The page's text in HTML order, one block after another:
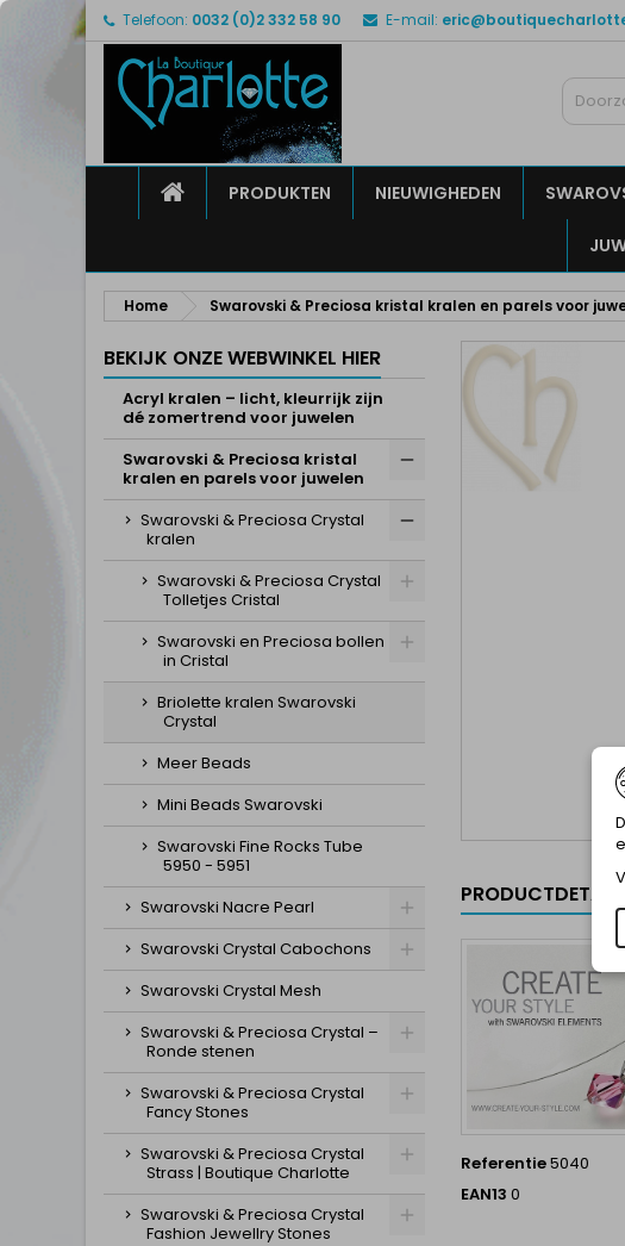
Telefoon: 0032 (0)2 332 58 90 E-mail:
HOMEPRODUKTEN NIEUWIGHEDEN
Home Swarovski & Preciosa kristal kralen en parels voor
BEKIJK ONZE WEBWINKEL HIER
Acryl kralen – licht, kleurrijk zijn
dé zomertrend voor juwelen
Swarovski & Preciosa kristal
kralen en parels voor juwelen
Swarovski & Preciosa Crystal
kralen
Swarovski & Preciosa Crystal
Tolletjes Cristal
Swarovski en Preciosa bollen
in Cristal
Briolette kralen Swarovski
Crystal
Meer Beads
Mini Beads Swarovski
Swarovski Fine Rocks Tube
5950 - 5951
Swarovski Nacre Pearl
Swarovski Crystal Cabochons
Swarovski Crystal Mesh
Swarovski & Preciosa Crystal –
Ronde stenen
Swarovski & Preciosa Crystal
Fancy Stones
Swarovski & Preciosa Crystal
Strass | Boutique Charlotte
Swarovski & Preciosa Crystal
Fashion Jewellry Stones
PRODUCTDETAILS
Referentie5040
EAN13 0
Mijn
Maak
Maak
U moet